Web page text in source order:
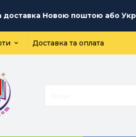
доставка Новою поштою або
Доставка та оплата